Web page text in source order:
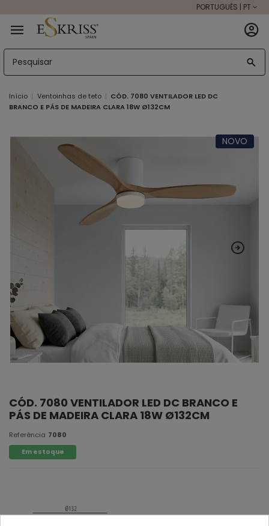
PORTUGUÊS | PT
Início Ventoinhas de teto
CÓD. 7080 VENTILADOR LED DC
BRANCO E PÁS DE MADEIRA CLARA 18W Ø132CM
NOVO
CÓD. 7080 VENTILADOR LED DC BRANCO E
PÁS DE MADEIRA CLARA 18W Ø132CM
Referência 7080
Em estoque